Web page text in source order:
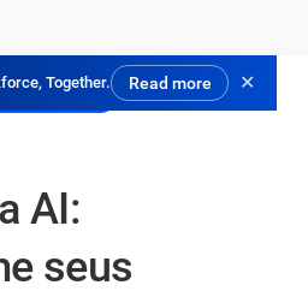
Together. Read more ✕
Grátis
AI:
seus